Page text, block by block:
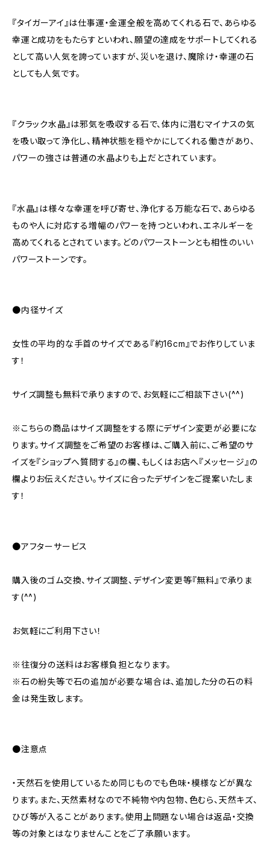
『タイガーアイ』は仕事運・金運全般を高めてくれる石で、あらゆる
幸運と成功をもたらすといわれ、願望の達成をサポートしてくれる
として高い人気を誇っていますが、災いを退け、魔除け・幸運の石
としても人気です。
『クラック水晶』は邪気を吸収する石で、体内に潜むマイナスの気
を吸い取って浄化し、精神状態を穏やかにしてくれる働きがあり、
パワーの強さは普通の水晶よりも上だとされています。
『水晶』は様々な幸運を呼び寄せ、浄化する万能な石で、あらゆる
ものや人に対応する増幅のパワーを持つといわれ、エネルギーを
高めてくれるとされています。どのパワーストーンとも相性のいい
パワーストーンです。
●内径サイズ
女性の平均的な手首のサイズである『約16cm』でお作りしていま
す！
サイズ調整も無料で承りますので、お気軽にご相談下さい(^^)
※こちらの商品はサイズ調整をする際にデザイン変更が必要にな
ります。サイズ調整をご希望のお客様は、ご購入前に、ご希望のサ
イズを『ショップへ質問する』の欄、もしくはお店へ『メッセージ』の
欄よりお伝えください。サイズに合ったデザインをご提案いたしま
す！
●アフターサービス
購入後のゴム交換、サイズ調整、デザイン変更等『無料』で承りま
す(^^)
お気軽にご利用下さい！
※往復分の送料はお客様負担となります。
※石の紛失等で石の追加が必要な場合は、追加した分の石の料
金は発生致します。
●注意点
・天然石を使用しているため同じものでも色味・模様などが異な
ります。また、天然素材なので不純物や内包物、色むら、天然キズ、
ひび等が入ることがあります。使用上問題ない場合は返品・交換
等の対象とはなりませんことをご了承願います。